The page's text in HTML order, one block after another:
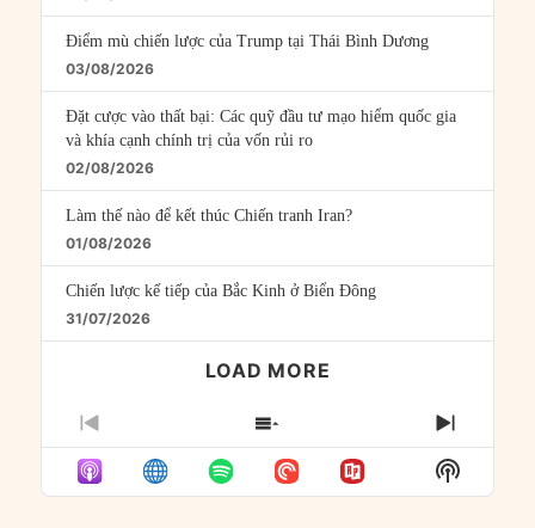
Điểm mù chiến lược của Trump tại Thái Bình Dương
03/08/2026
Đặt cược vào thất bại: Các quỹ đầu tư mạo hiểm quốc gia
và khía cạnh chính trị của vốn rủi ro
02/08/2026
Làm thế nào để kết thúc Chiến tranh Iran?
01/08/2026
Chiến lược kế tiếp của Bắc Kinh ở Biển Đông
31/07/2026
LOAD MORE
PREVIOUS
EPISODE
SHOW
EPISODES
LIST
NEXT
Show
Podcast